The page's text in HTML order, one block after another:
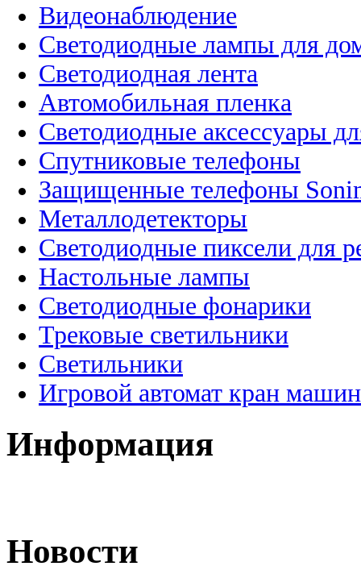
Видеонаблюдение
Светодиодные лампы для
Светодиодная лента
Автомобильная пленка
Светодиодные аксессуары
Спутниковые телефоны
Защищенные телефоны
Металлодетекторы
Светодиодные пиксели для
Настольные лампы
Светодиодные фонарики
Трековые светильники
Светильники
Игровой автомат кран
Информация
Новости